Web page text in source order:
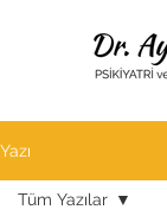
Yazı
Tüm Yazılar